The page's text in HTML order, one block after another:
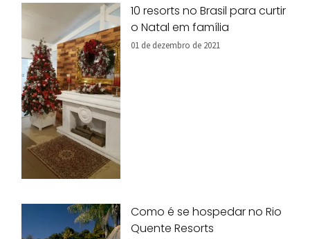
10 resorts no Brasil para curtir
o Natal em família
01 de dezembro de 2021
Como é se hospedar no Rio
Quente Resorts